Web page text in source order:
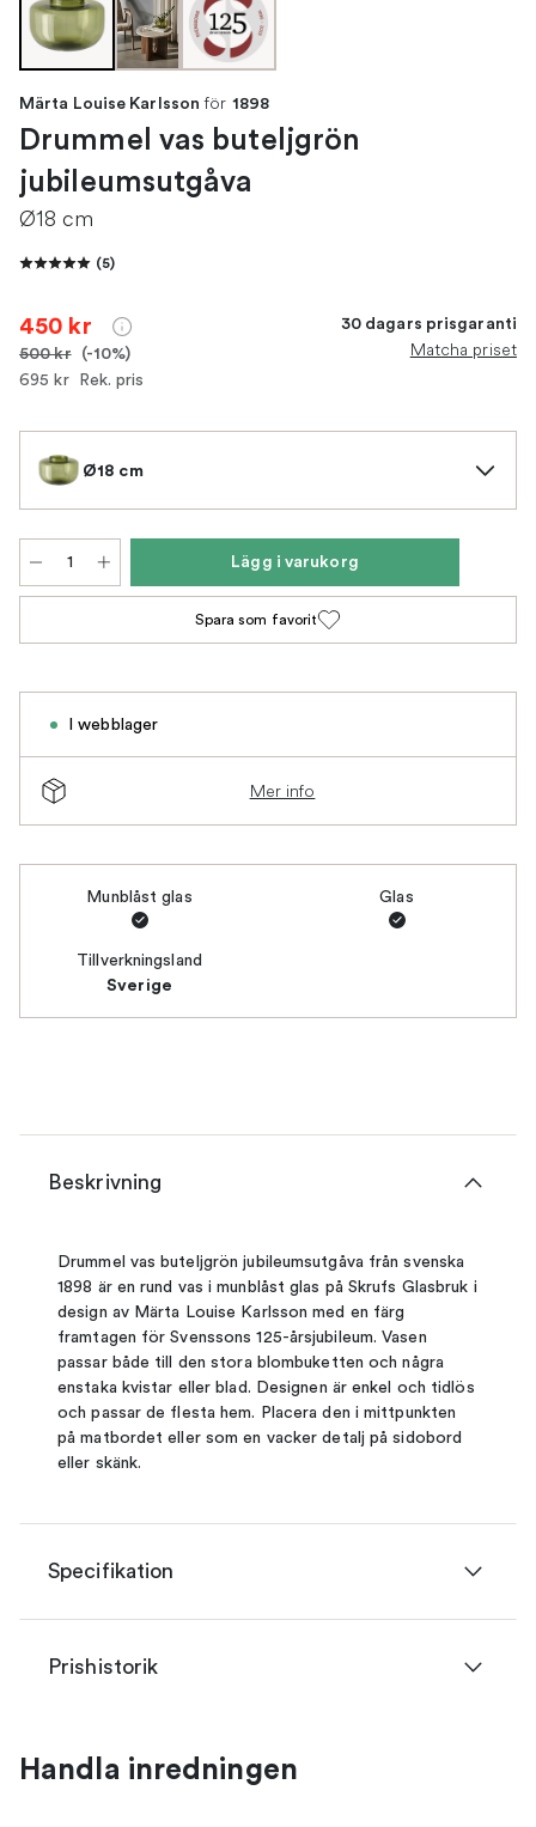
Märta Louise Karlsson för 1898
Drummel vas buteljgrön
jubileumsutgåva
Ø18 cm
(5)
450 kr
500 kr (-10%)
695 kr Rek. pris
30 dagars prisgaranti
Matcha priset
Ø18 cm
Lägg i varukorg
Spara som favorit
I webblager
Mer info
Munblåst glas Glas
Tillverkningsland
Sverige
Beskrivning
Drummel vas buteljgrön jubileumsutgåva från svenska
1898 är en rund vas i munblåst glas på Skrufs Glasbruk i
design av Märta Louise Karlsson med en färg
framtagen för Svenssons 125-årsjubileum. Vasen
passar både till den stora blombuketten och några
enstaka kvistar eller blad. Designen är enkel och tidlös
och passar de flesta hem. Placera den i mittpunkten
på matbordet eller som en vacker detalj på sidobord
eller skänk.
Specifikation
Prishistorik
Handla inredningen